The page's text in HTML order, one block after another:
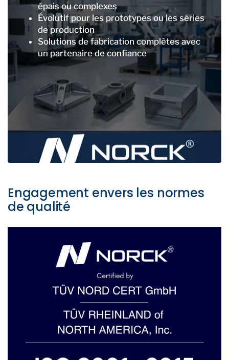
épais ou complexes
Évolutif pour les prototypes ou les séries
de production
Solutions de fabrication complètes avec
un partenaire de confiance
Engagement envers les normes
de qualité